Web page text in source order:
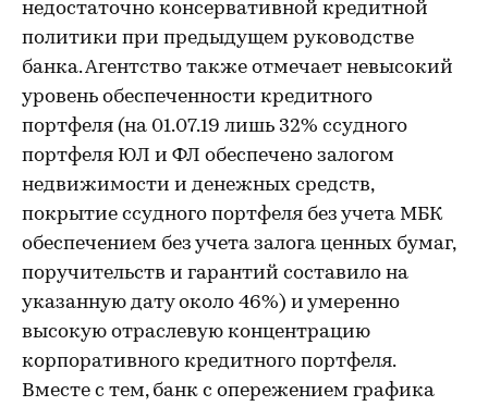
недостаточно консервативной кредитной
политики при предыдущем руководстве
банка. Агентство также отмечает невысокий
уровень обеспеченности кредитного
портфеля (на 01.07.19 лишь 32% ссудного
портфеля ЮЛ и ФЛ обеспечено залогом
недвижимости и денежных средств,
покрытие ссудного портфеля без учета МБК
обеспечением без учета залога ценных бумаг,
поручительств и гарантий составило на
указанную дату около 46%) и умеренно
высокую отраслевую концентрацию
корпоративного кредитного портфеля.
Вместе с тем, банк с опережением графика